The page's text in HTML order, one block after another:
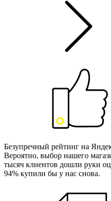
Безупречный рейтинг на
Вероятно, выбор нашего
тысяч клиентов дошли руки
94% купили бы у нас снова.